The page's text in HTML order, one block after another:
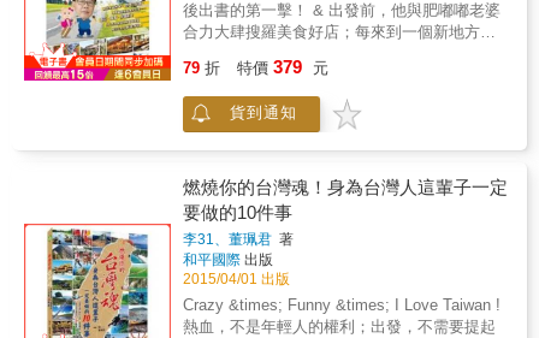
後出書的第一擊！ & 出發前，他與肥嘟嘟老婆
合力大肆搜羅美食好店；每來到一個新地方，
地風土人情，並細心拍下精采圖片輯成此書，
為讀者介紹異地美食及極具特色的旅遊 必到景
點和住宿推介，展開屬於自己的台中、金門和
受到更高境界、更高層次！ 此書記錄二人親身
精選的 50 家最強美食及民宿，教你玩、歎、食
之餘，沿途故事更是睇到你感動涕 泣、口水直
流！
79 折 特價 379 元
貨到通知
燃燒你的台灣魂！身為台灣人這輩子一定
要做的10件事
李31、董珮君 著
和平國際 出版
2015/04/01 出版
Crazy &times; Funny &times; I Love Taiwan !
熱血，不是年輕人的權利；出發，不需要提起